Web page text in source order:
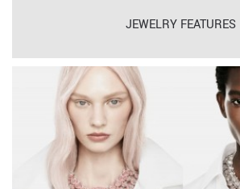
JEWELRY FEATURES